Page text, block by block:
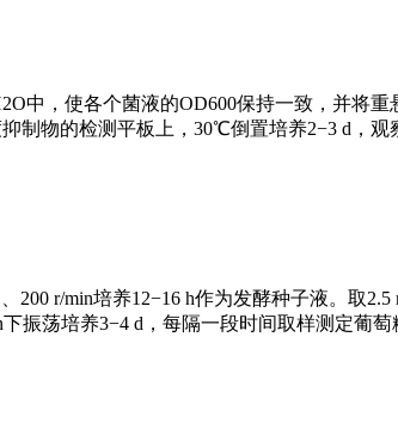
中，使各个菌液的OD600保持一致，并将重
制物的检测平板上，30℃倒置培养2−3 d，观
r/min培养12−16 h作为发酵种子液。取
振荡培养3−4 d，每隔一段时间取样测定葡